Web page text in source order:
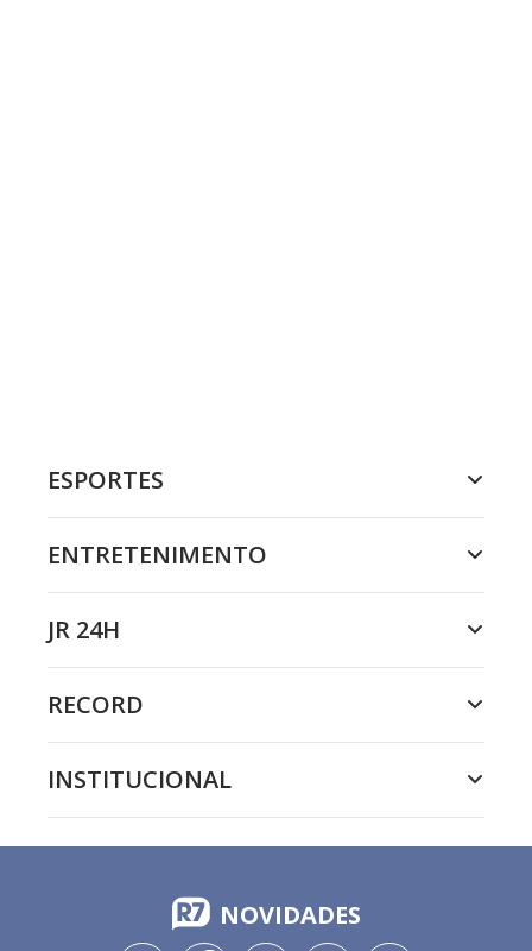
ESPORTES
ENTRETENIMENTO
JR 24H
RECORD
INSTITUCIONAL
NOVIDADES